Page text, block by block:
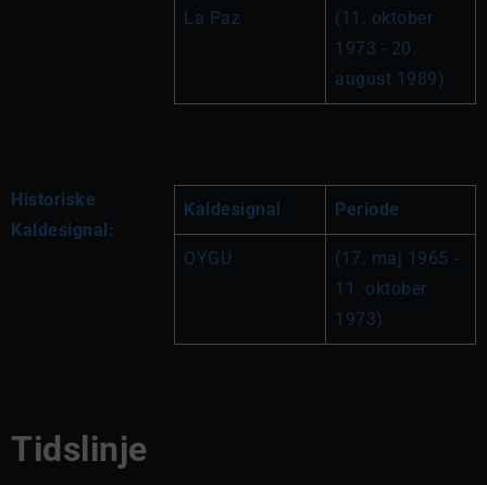
La Paz
(11. oktober
1973 - 20.
august 1989)
Historiske
Kaldesignal:
Kaldesignal Periode
OYGU
(17. maj 1965 -
11. oktober
1973)
Tidslinje